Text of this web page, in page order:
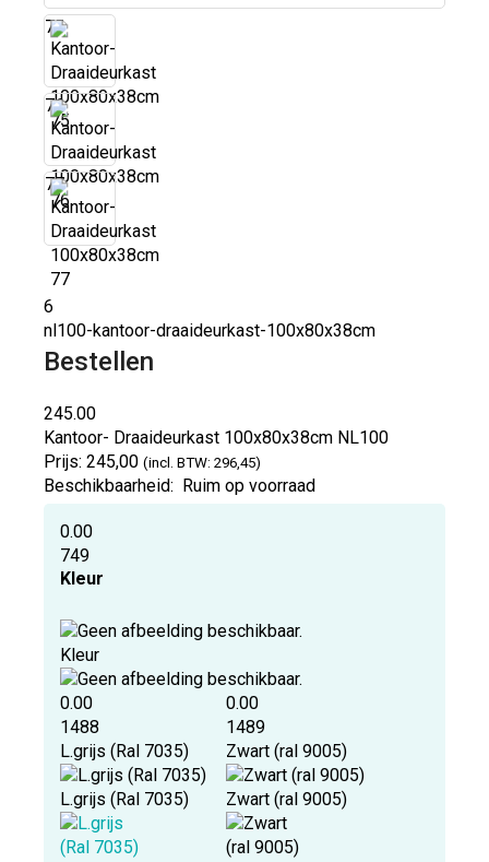
75
76
77
6
nl100-kantoor-draaideurkast-100x80x38cm
Bestellen
245.00
Kantoor- Draaideurkast 100x80x38cm NL100
Prijs: 245,00 (incl. BTW: 296,45)
Beschikbaarheid: Ruim op voorraad
0.00
749
Kleur
Kleur
0.00
1488
L.grijs (Ral 7035)
L.grijs (Ral 7035)
0.00
1489
Zwart (ral 9005)
Zwart (ral 9005)